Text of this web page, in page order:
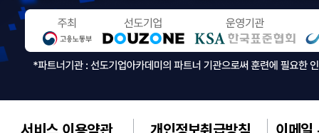
서비스 이용약관 개인정보취급방침 이메일